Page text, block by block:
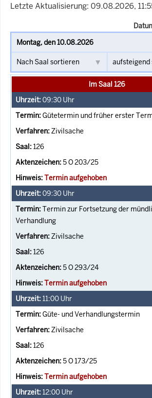
Letzte Aktualisierung: 09.08.2026,
Im Saal 126
09:30 Uhr
Gütetermin und früher erster
Zivilsache
126
5 O 203/25
Termin aufgehoben
09:30 Uhr
Termin zur Fortsetzung der
Verhandlung
Zivilsache
126
5 O 293/24
Termin aufgehoben
11:00 Uhr
Güte- und Verhandlungstermin
Zivilsache
126
5 O 173/25
Termin aufgehoben
12:00 Uhr